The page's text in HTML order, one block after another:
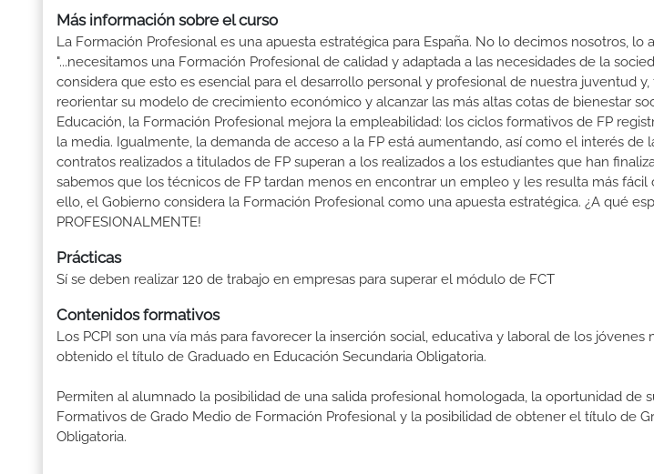
Más información sobre el curso
La Formación Profesional es una apuesta estratégica para España. No lo decimos nosotros, lo
"...necesitamos una Formación Profesional de calidad y adaptada a las necesidades de la
considera que esto es esencial para el desarrollo personal y profesional de nuestra juventud
reorientar su modelo de crecimiento económico y alcanzar las más altas cotas de bienestar
Educación, la Formación Profesional mejora la empleabilidad: los ciclos formativos de FP
la media. Igualmente, la demanda de acceso a la FP está aumentando, así como el interés de
contratos realizados a titulados de FP superan a los realizados a los estudiantes que han
sabemos que los técnicos de FP tardan menos en encontrar un empleo y les resulta más
ello, el Gobierno considera la Formación Profesional como una apuesta estratégica. ¿A qué
PROFESIONALMENTE!
Prácticas
Sí se deben realizar 120 de trabajo en empresas para superar el módulo de FCT
Contenidos formativos
Los PCPI son una vía más para favorecer la inserción social, educativa y laboral de los jóvenes
obtenido el título de Graduado en Educación Secundaria Obligatoria.
Permiten al alumnado la posibilidad de una salida profesional homologada, la oportunidad de
Formativos de Grado Medio de Formación Profesional y la posibilidad de obtener el título de
Obligatoria.